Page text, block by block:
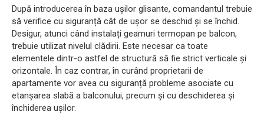
După introducerea în baza ușilor glisante, comandantul trebuie
să verifice cu siguranță cât de ușor se deschid și se închid.
Desigur, atunci când instalați geamuri termopan pe balcon,
trebuie utilizat nivelul clădirii. Este necesar ca toate
elementele dintr-o astfel de structură să fie strict verticale și
orizontale. În caz contrar, în curând proprietarii de
apartamente vor avea cu siguranță probleme asociate cu
etanșarea slabă a balconului, precum și cu deschiderea și
închiderea ușilor.